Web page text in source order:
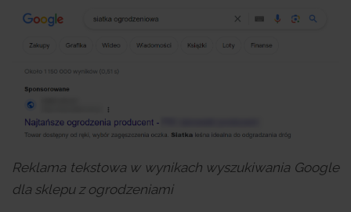
Reklama tekstowa w wynikach wyszukiwania Google
dla sklepu z ogrodzeniami